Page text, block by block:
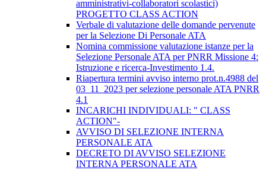
amministrativi-collaboratori scolastici)
PROGETTO CLASS ACTION
Verbale di valutazione delle domande pervenute
per la Selezione Di Personale ATA
Nomina commissione valutazione istanze per la
Selezione Personale ATA per PNRR Missione 4:
Istruzione e ricerca-Investimento 1.4.
Riapertura termini avviso interno prot.n.4988 del
03_11_2023 per selezione personale ATA PNRR
4.1
INCARICHI INDIVIDUALI: " CLASS
ACTION"-
AVVISO DI SELEZIONE INTERNA
PERSONALE ATA
DECRETO DI AVVISO SELEZIONE
INTERNA PERSONALE ATA